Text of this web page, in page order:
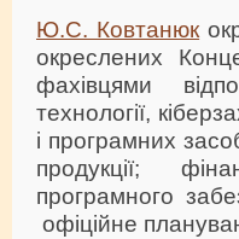
Ю.С. Ковтанюк
окреслених
фахівцями
технології,
і програмних
продукції;
програмного
офіційне